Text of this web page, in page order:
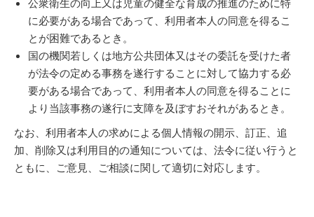
に必要がある場合であって、利用者本人の同意を得るこ
とが困難であるとき。
国の機関若しくは地方公共団体又はその委託を受けた者
が法令の定める事務を遂行することに対して協力する必
要がある場合であって、利用者本人の同意を得ることに
より当該事務の遂行に支障を及ぼすおそれがあるとき。
なお、利用者本人の求めによる個人情報の開示、訂正、追
加、削除又は利用目的の通知については、法令に従い行うと
ともに、ご意見、ご相談に関して適切に対応します。